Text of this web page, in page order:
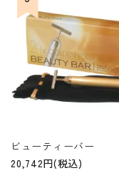
ビューティーバー
20,742円(税込)